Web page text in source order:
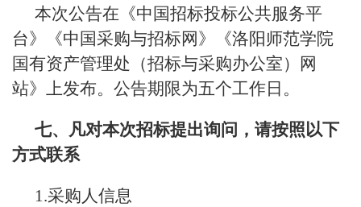
本次公告在《中国招标投标公共服务平
台》《中国采购与招标网》《洛阳师范学院
国有资产管理处（招标与采购办公室）网
站》上发布。公告期限为五个工作日。
七、凡对本次招标提出询问，请按照以下
方式联系
1.采购人信息